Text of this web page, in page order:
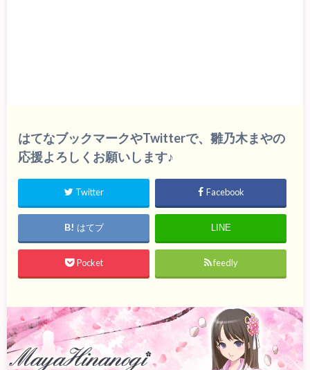
はてなブックマークやTwitterで、雛乃木まやの
応援よろしくお願いします♪
Twitter Facebook
はてブ LINE
Pocket feedly